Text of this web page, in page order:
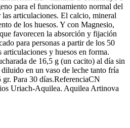
para el funcionamiento normal del
articulaciones. El calcio, mineral
de los huesos. Y con Magnesio,
favorecen la absorción y fijación
para personas a partir de los 50
articulaciones y huesos en forma.
de 16,5 g (un cacito) al día sin
en un vaso de leche tanto fría
Para 30 días.ReferenciaCN
Uriach-Aquilea. Aquilea Artinova